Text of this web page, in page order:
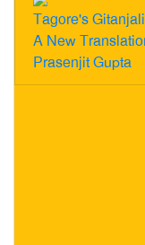
Tagore's Gitanjali
A New
Prasenjit Gupta